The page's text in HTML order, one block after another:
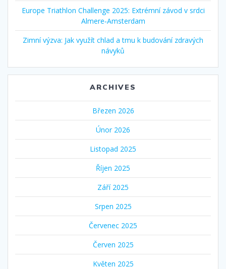
Europe Triathlon Challenge 2025: Extrémní závod v srdci
Almere‑Amsterdam
Zimní výzva: Jak využít chlad a tmu k budování zdravých
návyků
ARCHIVES
Březen 2026
Únor 2026
Listopad 2025
Říjen 2025
Září 2025
Srpen 2025
Červenec 2025
Červen 2025
Květen 2025